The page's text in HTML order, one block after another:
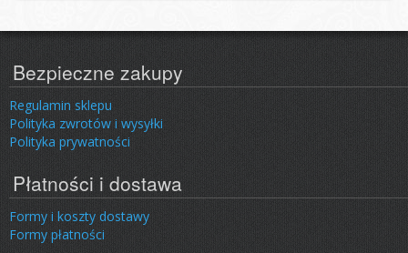
Bezpieczne zakupy
Regulamin sklepu
Polityka zwrotów i wysyłki
Polityka prywatności
Płatności i dostawa
Formy i koszty dostawy
Formy płatności